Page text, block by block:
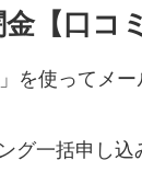
【口コ
を使ってメ
グ一括申し